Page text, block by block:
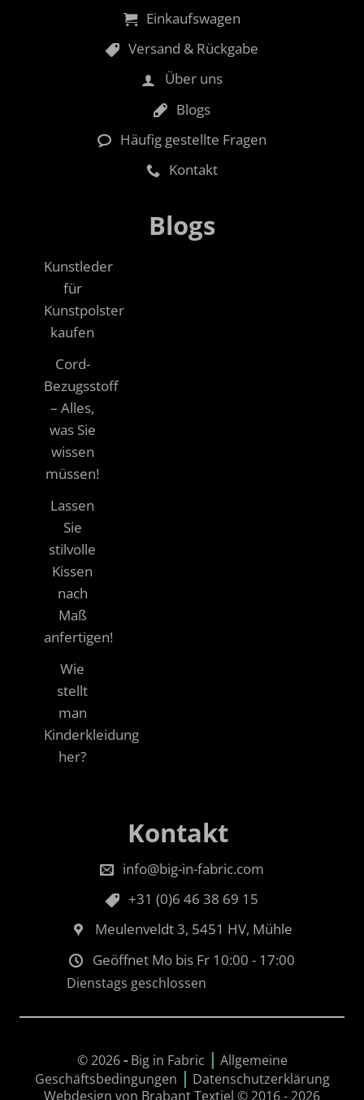
Einkaufswagen
Versand & Rückgabe
Über uns
Blogs
Häufig gestellte Fragen
Kontakt
Blogs
Kunstleder
für
Kunstpolster
kaufen
Cord-
Bezugsstoff
– Alles,
was Sie
wissen
müssen!
Lassen
Sie
stilvolle
Kissen
nach
Maß
anfertigen!
Wie
stellt
man
Kinderkleidung
her?
Kontakt
info@big-in-fabric.com
+31 (0)6 46 38 69 15
Meulenveldt 3, 5451 HV, Mühle
Geöffnet Mo bis Fr 10:00 - 17:00
Dienstags geschlossen
© 2026-Big in Fabric | Allgemeine
Geschäftsbedingungen | Datenschutzerklärung
Webdesign von Brabant Textiel © 2016 - 2026